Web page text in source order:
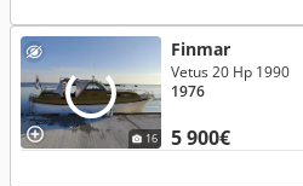
16
Finmar
5 900€
Vetus 20 Hp 1990
1976